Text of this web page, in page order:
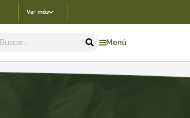
Indicadores Precios de Referencia FEP - 05/
Ver más
Menú